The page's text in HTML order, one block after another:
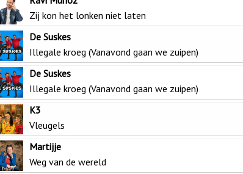
Zij kon het lonken niet laten
De Suskes
Illegale kroeg (Vanavond gaan we zuipen)
De Suskes
Illegale kroeg (Vanavond gaan we zuipen)
K3
Vleugels
Martijje
Weg van de wereld